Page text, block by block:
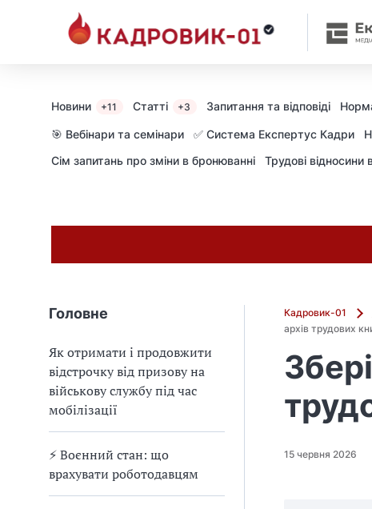
Новини +11 Статті +3 Запитання та відповіді
🎯 Вебінари та семінари ✅ Система Експертус Кадри
Сім запитань про зміни в бронюванні
Трудові
Головне
Як отримати і продовжити
відстрочку від призову на
військову службу під час
мобілізації
⚡ Воєнний стан: що
врахувати роботодавцям
Кадровик-01
архів трудових
15 червня 2026